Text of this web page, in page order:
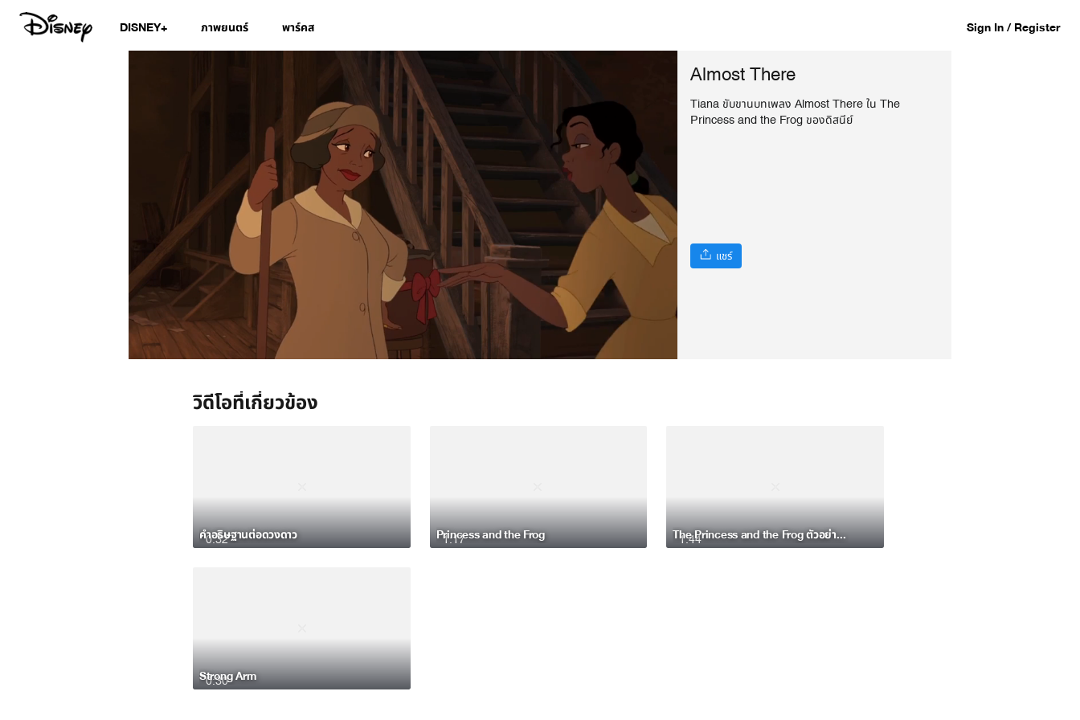
DISNEY+ ภาพยนตร์ พาร์คส Sign In / Register
Almost There
Tiana ขับขานบทเพลง Almost There ใน The
Princess and the Frog ของดิสนีย์
แชร์
วิดีโอที่เกี่ยวข้อง
0:32
คำอธิษฐานต่อดวงดาว 1:17
Princess and the Frog 1:44 The Princess and the Frog ตัวอย่าง 2
0:30
Strong Arm